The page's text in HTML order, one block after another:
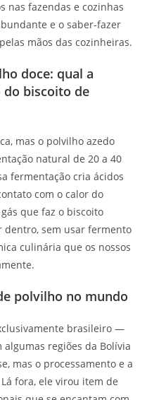
nas fazendas e cozinhas
e o saber-fazer
mãos das cozinheiras.
doce: qual a
biscoito de
mas o polvilho azedo
natural de 20 a 40
fermentação cria ácidos
com o calor do
que faz o biscoito
dentro, sem usar fermento
culinária que os nossos
polvilho no mundo
brasileiro —
regiões da Bolívia
mas o processamento e a
fora, ele virou item de